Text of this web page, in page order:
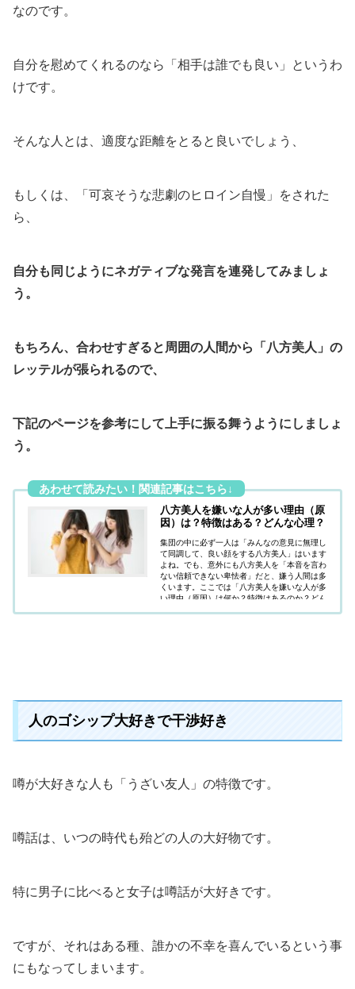
なのです。
自分を慰めてくれるのなら「相手は誰でも良い」というわ
けです。
そんな人とは、適度な距離をとると良いでしょう、
もしくは、「可哀そうな悲劇のヒロイン自慢」をされた
ら、
自分も同じようにネガティブな発言を連発してみましょ
う。
もちろん、合わせすぎると周囲の人間から「八方美人」の
レッテルが張られるので、
下記のページを参考にして上手に振る舞うようにしましょ
う。
八方美人を嫌いな人が多い理由（原
因）は？特徴はある？どんな心理？
集団の中に必ず一人は「みんなの意見に無理し
て同調して、良い顔をする八方美人」はいます
よね。でも、意外にも八方美人を「本音を言わ
ない信頼できない卑怯者」だと、嫌う人間は多
くいます。ここでは「八方美人を嫌いな人が多
い理由（原因）は何か？特徴はあるのか？どん
人のゴシップ大好きで干渉好き
噂が大好きな人も「うざい友人」の特徴です。
噂話は、いつの時代も殆どの人の大好物です。
特に男子に比べると女子は噂話が大好きです。
ですが、それはある種、誰かの不幸を喜んでいるという事
にもなってしまいます。